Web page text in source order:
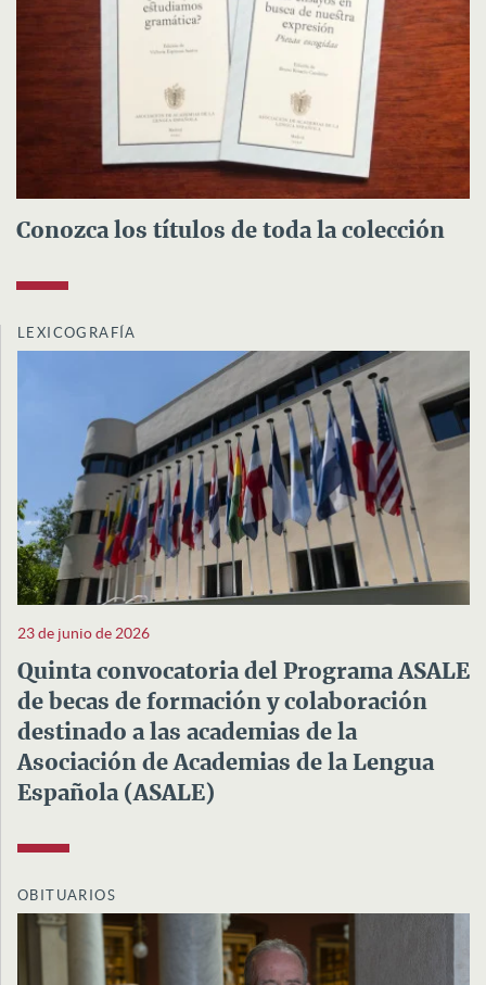
Conozca los títulos de toda la colección
LEXICOGRAFÍA
23 de junio de 2026
Quinta convocatoria del Programa ASALE
de becas de formación y colaboración
destinado a las academias de la
Asociación de Academias de la Lengua
Española (ASALE)
OBITUARIOS